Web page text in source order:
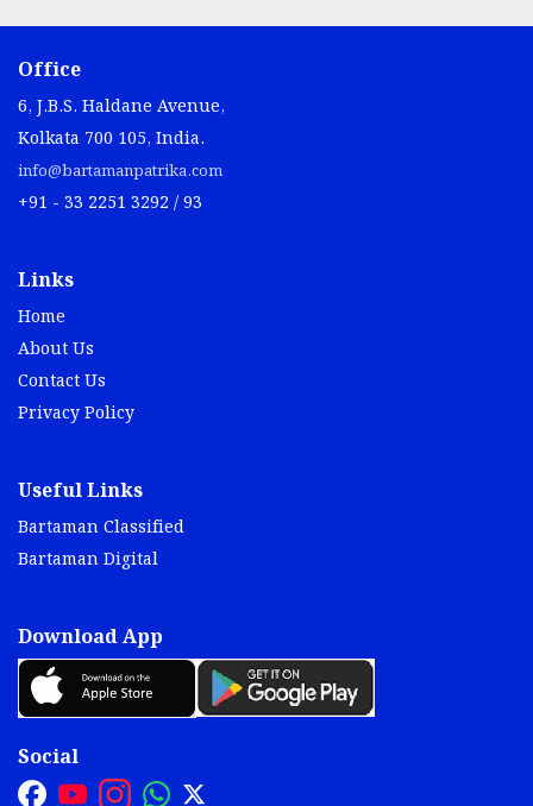
Office
6, J.B.S. Haldane Avenue,
Kolkata 700 105, India.
info@bartamanpatrika.com
+91 - 33 2251 3292 / 93
Links
Home
About Us
Contact Us
Privacy Policy
Useful Links
Bartaman Classified
Bartaman Digital
Download App
Social